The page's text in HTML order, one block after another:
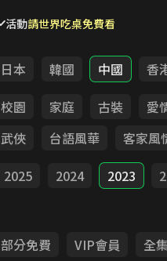
活動請世界吃桌免費看
日本 韓國 中國 香
校園 家庭 古裝 愛
武俠 台語風華 客家風
2025 2024 2023
部分免費 VIP會員 全